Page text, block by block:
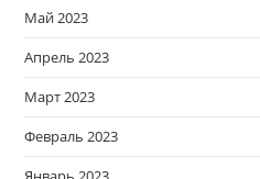
Май 2023
Апрель 2023
Март 2023
Февраль 2023